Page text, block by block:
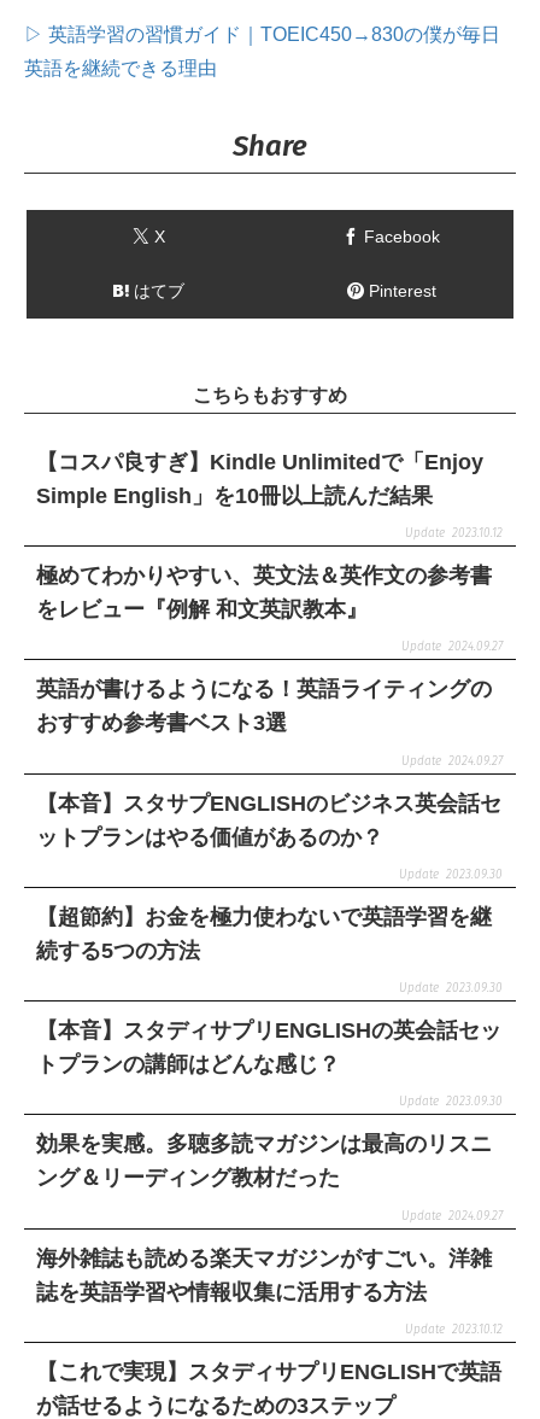
▷ 英語学習の習慣ガイド｜TOEIC450→830の僕が毎日
英語を継続できる理由
Share
X Facebook
はてブ Pinterest
こちらもおすすめ
【コスパ良すぎ】Kindle Unlimitedで「Enjoy
Simple English」を10冊以上読んだ結果
2023.10.12
極めてわかりやすい、英文法＆英作文の参考書
をレビュー『例解 和文英訳教本』
2024.09.27
英語が書けるようになる！英語ライティングの
おすすめ参考書ベスト3選
2024.09.27
【本音】スタサプENGLISHのビジネス英会話セ
ットプランはやる価値があるのか？
2023.09.30
【超節約】お金を極力使わないで英語学習を継
続する5つの方法
2023.09.30
【本音】スタディサプリENGLISHの英会話セッ
トプランの講師はどんな感じ？
2023.09.30
効果を実感。多聴多読マガジンは最高のリスニ
ング＆リーディング教材だった
2024.09.27
海外雑誌も読める楽天マガジンがすごい。洋雑
誌を英語学習や情報収集に活用する方法
2023.10.12
【これで実現】スタディサプリENGLISHで英語
が話せるようになるための3ステップ